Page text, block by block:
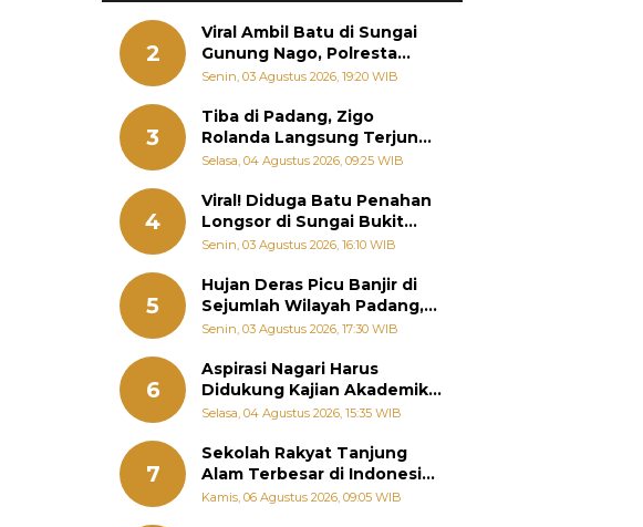
2
Viral Ambil Batu di Sungai
Gunung Nago, Polresta
Padang Ungkap Fakta
Senin, 03 Agustus 2026, 19:20 WIB
3
Tiba di Padang, Zigo
Rolanda Langsung Terjun
Bantu Warga Terdampak
Selasa, 04 Agustus 2026, 09:25 WIB
4
Viral! Diduga Batu Penahan
Longsor di Sungai Bukit
Nago Padang Diambil, Warga
Senin, 03 Agustus 2026, 16:10 WIB
5
Hujan Deras Picu Banjir di
Sejumlah Wilayah Padang,
Fadly Amran Perintahkan
Senin, 03 Agustus 2026, 17:30 WIB
6
Aspirasi Nagari Harus
Didukung Kajian Akademik,
Zigo Rolanda: Agar Mudah
Kementerian
Selasa, 04 Agustus 2026, 15:35 WIB
7
Sekolah Rakyat Tanjung
Alam Terbesar di Indonesia,
Groundbreaking September
Kamis, 06 Agustus 2026, 09:05 WIB